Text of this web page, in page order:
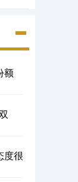
额
度很